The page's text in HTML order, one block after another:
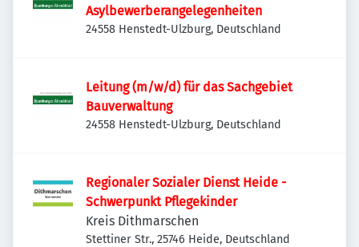
Asylbewerberangelegenheiten
24558 Henstedt-Ulzburg, Deutschland
Leitung (m/w/d) für das Sachgebiet
Bauverwaltung
24558 Henstedt-Ulzburg, Deutschland
Regionaler Sozialer Dienst Heide -
Schwerpunkt Pflegekinder
Kreis Dithmarschen
Stettiner Str., 25746 Heide, Deutschland